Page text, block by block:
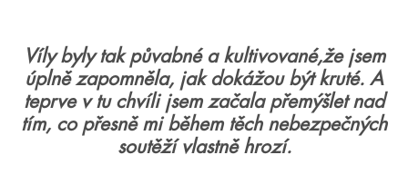
Víly byly tak půvabné a kultivované,že jsem
úplně zapomněla, jak dokážou být kruté. A
teprve v tu chvíli jsem začala přemýšlet nad
tím, co přesně mi během těch nebezpečných
soutěží vlastně hrozí.